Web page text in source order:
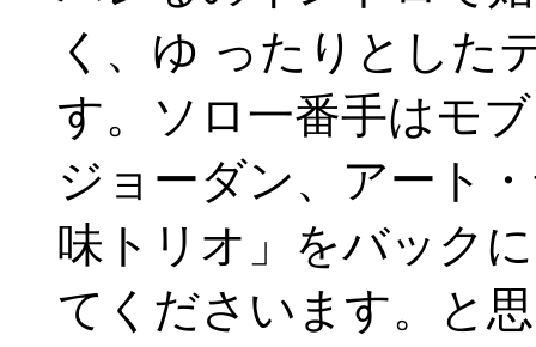
く、ゆ ったりとした
す。ソロ一番手はモ
ジョーダン、アート
味トリオ」をバック
てくださいます。と